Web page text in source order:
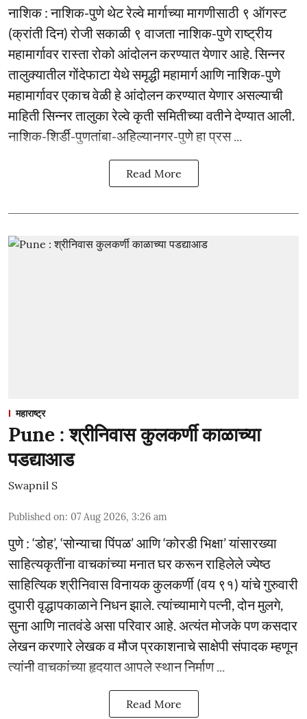
नाशिक : नाशिक-पुणे थेट रेल्वे मार्गाच्या मागणीसाठी ९ ऑगस्ट
(क्रांती दिन) रोजी सकाळी ९ वाजता नाशिक-पुणे राष्ट्रीय
महामार्गावर रास्ता रोको आंदोलन करण्यात येणार आहे. सिन्नर
तालुक्यातील गोंदेफाटा येथे समृद्धी महामार्ग आणि नाशिक-पुणे
महामार्गावर एकाच वेळी हे आंदोलन करण्यात येणार असल्याची
माहिती सिन्नर तालुका रेल्वे कृती समितीच्या वतीने देण्यात आली.
नाशिक-शिर्डी-पुणतांबा-अहिल्यानगर-पुणे हा प्रस ...
Read More
महाराष्ट्र
Pune : श्रीनिवास कुलकर्णी काळाच्या
पडद्याआड
Swapnil S
Published on: 07 Aug 2026, 3:26 am
पुणे : ‘डोह’, ‘सोन्याचा पिंपळ’ आणि ‘कोरडी भिक्षा’ यांसारख्या
साहित्यकृतींना वाचकांच्या मनात घर करून राहिलेले ज्येष्ठ
साहित्यिक श्रीनिवास विनायक कुलकर्णी (वय ९१) यांचे गुरुवारी
दुपारी वृद्धापकाळाने निधन झाले. त्यांच्यामागे पत्नी, दोन मुलगे,
सुना आणि नातवंडे असा परिवार आहे. अत्यंत मोजके पण कसदार
लेखन करणारे लेखक व मौज प्रकाशनाचे साक्षेपी संपादक म्हणून
त्यांनी वाचकांच्या हृदयात आपले स्थान निर्माण ...
Read More